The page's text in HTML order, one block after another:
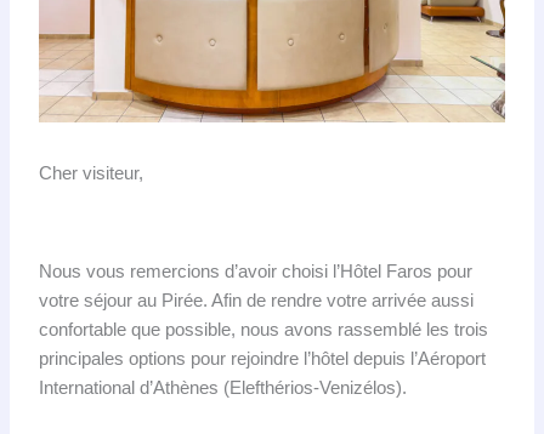
Cher visiteur,
Nous vous remercions d’avoir choisi l’Hôtel Faros pour
votre séjour au Pirée. Afin de rendre votre arrivée aussi
confortable que possible, nous avons rassemblé les trois
principales options pour rejoindre l’hôtel depuis l’Aéroport
International d’Athènes (Elefthérios-Venizélos).